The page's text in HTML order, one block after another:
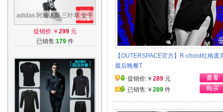
adidas 阿迪达斯 三叶草 女子
紧身裤 黑 AJ8081
促销价:￥ 299元
已销售:179件
【OUTERSPACE官方】R-chord红格庞
最后晚餐T
促销价:￥ 289 元
已销售:￥ 289 件